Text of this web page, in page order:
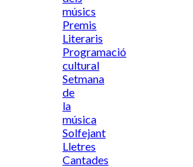
músics
Premis
Literaris
Programació
cultural
Setmana
de
la
música
Solfejant
Lletres
Cantades